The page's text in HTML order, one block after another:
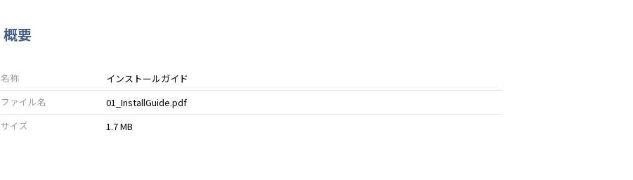
概要
名称
インストールガイド
ファイル名
01_InstallGuide.pdf
サイズ
1.7 MB